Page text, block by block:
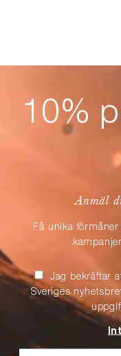
10%
Anmäl
Få unika
Jag bekräftar
Sveriges